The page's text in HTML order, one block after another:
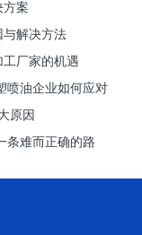
方案
与解决方法
厂家的机遇
喷油企业如何应对
原因
条难而正确的路